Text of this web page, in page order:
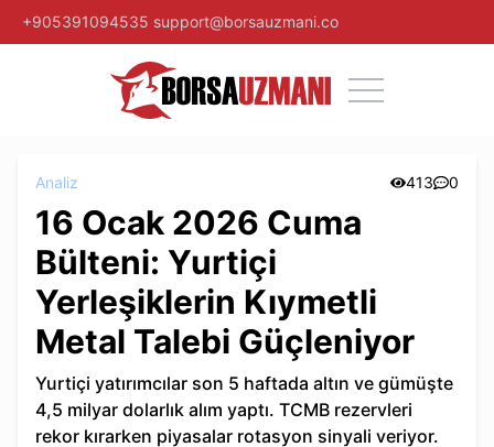
+905391094535 support@borsauzmani.co
Analiz 413 0
16 Ocak 2026 Cuma
Bülteni: Yurtiçi
Yerleşiklerin Kıymetli
Metal Talebi Güçleniyor
Yurtiçi yatırımcılar son 5 haftada altın ve gümüşte
4,5 milyar dolarlık alım yaptı. TCMB rezervleri
rekor kırarken piyasalar rotasyon sinyali veriyor.